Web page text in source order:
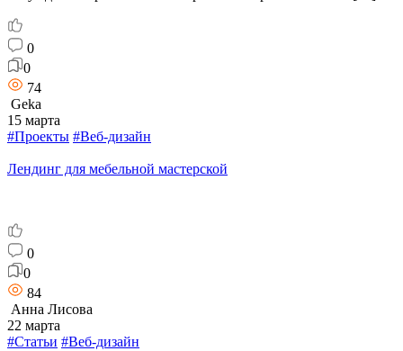
0
0
74
Geka
15 марта
#Проекты #Веб-дизайн
Лендинг для мебельной мастерской
0
0
84
Анна Лисова
22 марта
#Статьи #Веб-дизайн